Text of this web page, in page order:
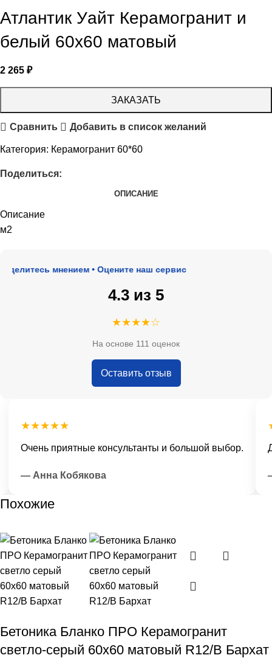
Атлантик Уайт Керамогранит и
белый 60х60 матовый
2 265 ₽
ЗАКАЗАТЬ
Сравнить Добавить в список желаний
Категория: Керамогранит 60*60
Поделиться:
ОПИСАНИЕ
Описание
м2
мнением • Оцените наш сервис
4.3 из 5
★★★★☆
На основе 111 оценок
Оставить отзыв
★★★★★
Очень приятные консультанты и большой выбор.
— Анна Кобякова —
Похожие
Бетоника Бланко ПРО Керамогранит
светло-серый 60х60 матовый R12/B Бархат